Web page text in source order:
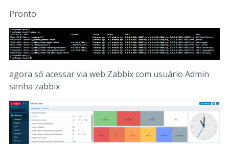
Pronto
agora só acessar via web Zabbix com usuário Admin
senha zabbix